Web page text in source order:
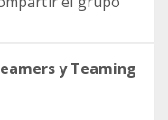
y Teaming